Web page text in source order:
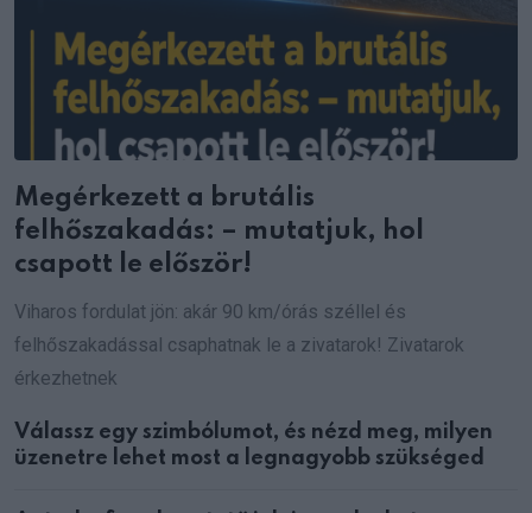
Megérkezett a brutális
felhőszakadás: – mutatjuk, hol
csapott le először!
Viharos fordulat jön: akár 90 km/órás széllel és
felhőszakadással csaphatnak le a zivatarok! Zivatarok
érkezhetnek
Válassz egy szimbólumot, és nézd meg, milyen
üzenetre lehet most a legnagyobb szükséged